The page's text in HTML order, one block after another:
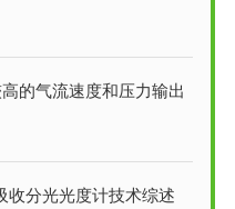
的气流速度和压力输出
收分光光度计技术综述